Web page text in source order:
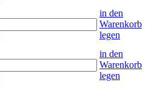
in den
Warenkorb
legen
in den
Warenkorb
legen